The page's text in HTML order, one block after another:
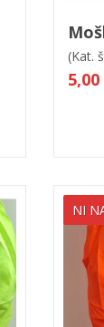
V
(Kat.
NI